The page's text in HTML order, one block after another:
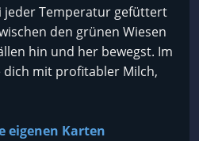
jeder Temperatur gefüttert
den grünen Wiesen
hin und her bewegst. Im
dich mit profitabler Milch,
eigenen Karten